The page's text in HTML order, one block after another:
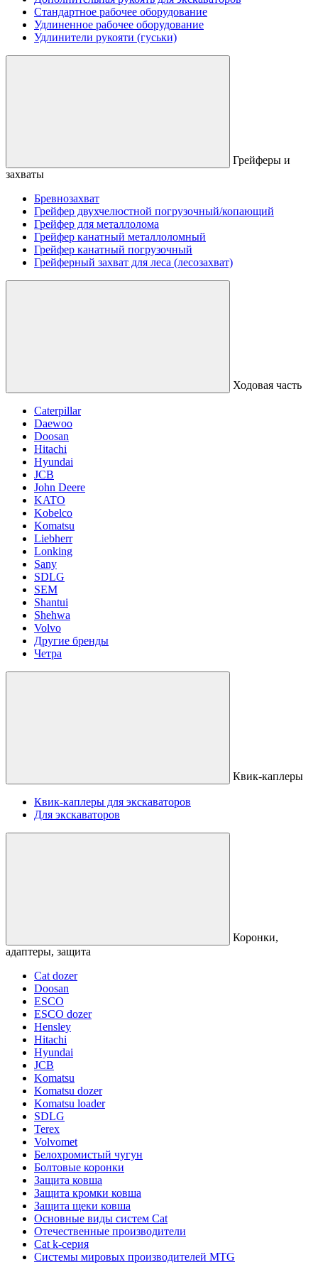
Стандартное рабочее оборудование
Удлиненное рабочее оборудование
Удлинители рукояти (гуськи)
Грейферы и
захваты
Бревнозахват
Грейфер двухчелюстной погрузочный/копающий
Грейфер для металлолома
Грейфер канатный металлоломный
Грейфер канатный погрузочный
Грейферный захват для леса (лесозахват)
Ходовая часть
Caterpillar
Daewoo
Doosan
Hitachi
Hyundai
JCB
John Deere
KATO
Kobelco
Komatsu
Liebherr
Lonking
Sany
SDLG
SEM
Shantui
Shehwa
Volvo
Другие бренды
Четра
Квик-каплеры
Квик-каплеры для экскаваторов
Для экскаваторов
Коронки,
адаптеры, защита
Cat dozer
Doosan
ESCO
ESCO dozer
Hensley
Hitachi
Hyundai
JCB
Komatsu
Komatsu dozer
Komatsu loader
SDLG
Terex
Volvomet
Белохромистый чугун
Болтовые коронки
Защита ковша
Защита кромки ковша
Защита щеки ковша
Основные виды систем Cat
Отечественные производители
Сat k-серия
Системы мировых производителей MTG